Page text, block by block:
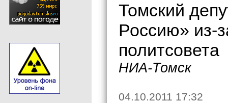
Томский
Россию» из-
политсовета
НИА-Томск
04.10.2011 17:32